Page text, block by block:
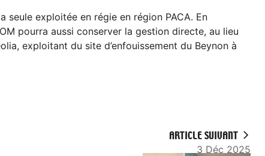
seule exploitée en régie en région PACA. En
pourra aussi conserver la gestion directe, au lieu
exploitant du site d’enfouissement du Beynon à
ARTICLE SUIVANT
3 Déc 2025